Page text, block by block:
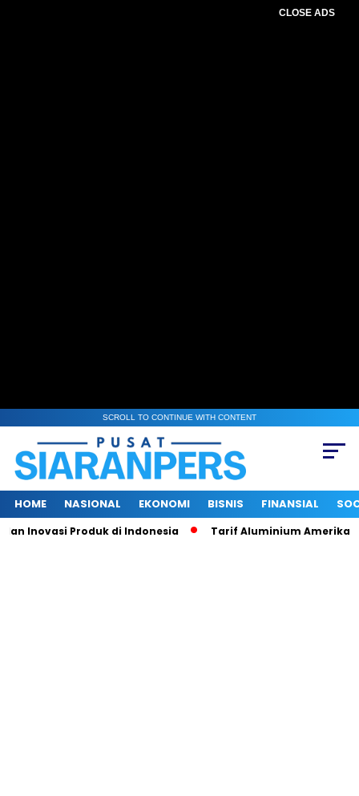
CLOSE ADS
SCROLL TO CONTINUE WITH CONTENT
HOME NASIONAL EKONOMI BISNIS FINANSIAL
Inovasi Produk di Indonesia Tarif Aluminium Amerika Naik